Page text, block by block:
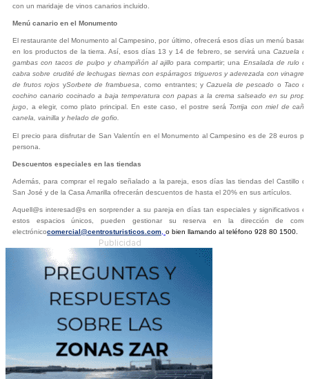
con un maridaje de vinos canarios incluido.
Menú canario en el Monumento
El restaurante del Monumento al Campesino, por último, ofrecerá esos días un menú
en los productos de la tierra. Así, esos días 13 y 14 de febrero, se servirá unaCazuela
gambas con tacos de pulpo y champiñón al ajillo para compartir; una Ensalada de rulo
cabra sobre crudité de lechugas tiernas con espárragos trigueros y aderezada con
de frutos rojos ySorbete de frambuesa, como entrantes; y Cazuela de pescado o Taco
cochino canario cocinado a baja temperatura con papas a la crema salseado en su
jugo, a elegir, como plato principal. En este caso, el postre será Torrija con miel de
canela, vainilla y helado de gofio.
El precio para disfrutar de San Valentín en el Monumento al Campesino es de 28 euros
persona.
Descuentos especiales en las tiendas
Además, para comprar el regalo señalado a la pareja, esos días las tiendas del Castillo
San José y de la Casa Amarilla ofrecerán descuentos de hasta el 20% en sus artículos.
Aquell@s interesad@s en sorprender a su pareja en días tan especiales y significativos
estos espacios únicos, pueden gestionar su reserva en la dirección de
electrónicocomercial@centrosturisticos.com o bien llamando al teléfono 928 80 1500.
Publicidad